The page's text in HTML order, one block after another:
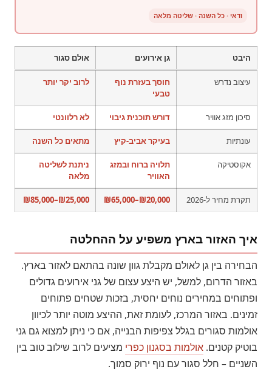
ודאי · כל השנה · שליטה מלאה
היבט גן אירועים אולם סגור
עיצוב נדרש
חוסך בעזרת נוף
טבעי
לרוב יקר יותר
סיכון מזג אוויר דורש תוכנית גיבוי לא רלוונטי
עונתיות בעיקר אביב-קיץ מתאים כל השנה
אקוסטיקה
תלויה ברוח ובמזג
האוויר
ניתנת לשליטה
מלאה
תקרת מחיר ל-2026 ₪20,000–₪65,000
₪25,000–₪85,000
איך האזור בארץ משפיע על ההחלטה
הבחירה בין גן לאולם מקבלת גוון שונה בהתאם לאזור בארץ.
באזור הדרום, למשל, יש היצע עצום של גני אירועים גדולים
ופתוחים במחירים נוחים יחסית, בזכות שטחים פתוחים
זמינים. באזור המרכז, לעומת זאת, ההיצע מוטה יותר לכיוון
אולמות סגורים בגלל צפיפות הבנייה, אם כי ניתן למצוא גם גני
בוטיק קטנים. אולמות בסגנון כפרי מציעים לרוב שילוב טוב בין
השניים – חלל סגור עם נוף ירוק סמוך.